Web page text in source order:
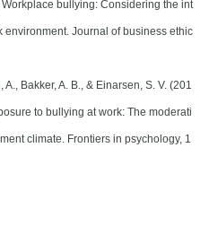
bullying: Considering the int
Journal of business ethic
Bakker, A. B., & Einarsen, S. V. (201
to bullying at work: The moderati
climate. Frontiers in psychology, 1